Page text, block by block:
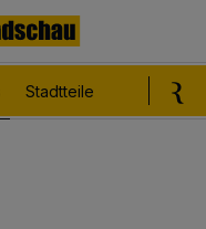
Stadtteile